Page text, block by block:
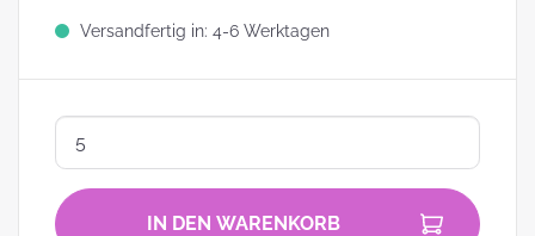
Versandfertig in: 4-6 Werktagen
IN DEN WARENKORB